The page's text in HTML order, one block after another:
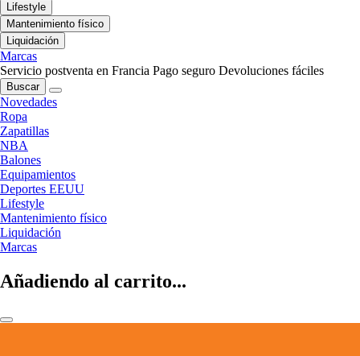
Lifestyle
Mantenimiento físico
Liquidación
Marcas
Servicio postventa en Francia Pago seguro Devoluciones fáciles
Buscar
Novedades
Ropa
Zapatillas
NBA
Balones
Equipamientos
Deportes EEUU
Lifestyle
Mantenimiento físico
Liquidación
Marcas
Añadiendo al carrito...